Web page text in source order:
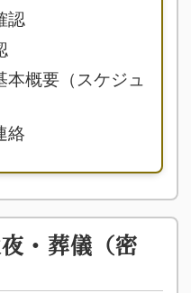
認
本概要（スケジュ
絡
・葬儀（密